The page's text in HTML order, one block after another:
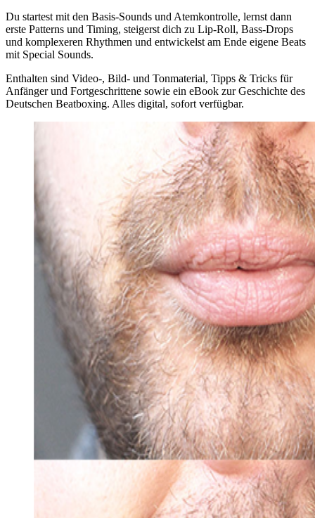
Du startest mit den Basis-Sounds und Atemkontrolle, lernst dann
erste Patterns und Timing, steigerst dich zu Lip-Roll, Bass-Drops
und komplexeren Rhythmen und entwickelst am Ende eigene Beats
mit Special Sounds.
Enthalten sind Video-, Bild- und Tonmaterial, Tipps & Tricks für
Anfänger und Fortgeschrittene sowie ein eBook zur Geschichte des
Deutschen Beatboxing. Alles digital, sofort verfügbar.